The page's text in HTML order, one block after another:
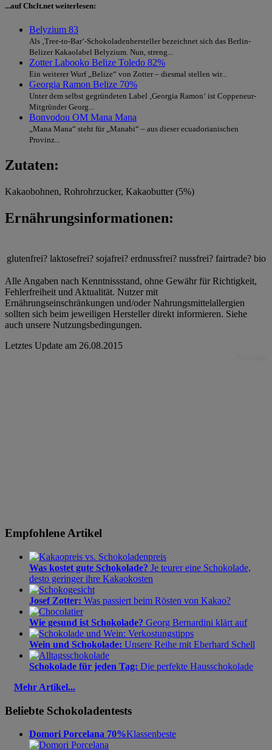
...auf Chclt.net weiterlesen:
Belyzium 83
Als ‚Tree-to-Bar‘-Schokoladenhersteller bezeichnet sich das Berlin-
Belizer Kakaolabel Belyzium. Nun, streng...
Zotter Labooko Belize Toledo 82%
Ein weiterer Wurf „Belize“ von Zotter – diesmal stellen wir...
Georgia Ramon Belize 70%
Unter dem selbst gegründeten Label ‚Georgia Ramon‘ ist Coppeneur-
Mitgründer Georg...
Bonvodou OM Mana Mana
„Mana Mana“ steht für „Manabi“ – aus dieser ecuadorianischen
Provinz...
Zutaten:
Kakaobohnen, Rohrohrzucker, Kakaobutter (5%)
Ernährungsinformationen:
glutenfrei? laktosefrei? sojafrei? erdnussfrei? nussfrei? fairtrade? bio
Alle Angaben nach Kenntnissstand, ohne Gewähr für Richtigkeit,
Fehlerfreiheit und Aktualität. Nutzer mit
Ernährungseinschränkungen und/oder Nahrungsmittelallergien
sollten sich beim jeweiligen Hersteller direkt informieren. Siehe
auch unsere Nutzungsbedingungen.
Letztes Update am 26.08.2015
Empfohlene Artikel
Was kostet gute Schokolade? Je teurer eine Schokolade,
desto geringer ihre Kakaokosten
Josef Zotter: Was passiert beim Rösten von Kakao?
Wie gesund ist Schokolade? Georg Bernardini klärt auf
Wein und Schokolade: Unsere Reihe mit Eberhard Schell
Schokolade für jeden Tag: Die perfekte Hausschokolade
Mehr Artikel...
Beliebte Schokoladentests
Domori Porcelana 70%Klassenbeste